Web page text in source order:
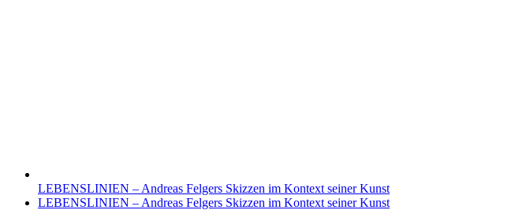
LEBENSLINIEN – Andreas Felgers Skizzen im Kontext seiner Kunst
Nächster
LEBENSLINIEN – Andreas Felgers Skizzen im Kontext seiner Kunst